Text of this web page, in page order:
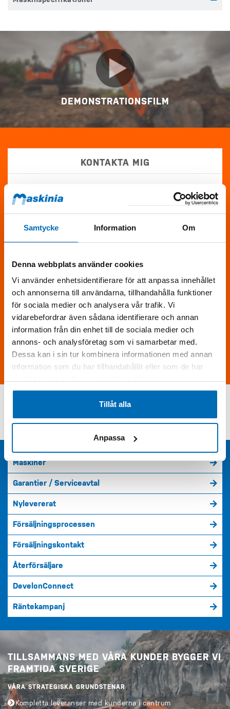
Samtycke Information Om
Denna webbplats använder cookies
Vi använder enhetsidentifierare för att anpassa innehållet
och annonserna till användarna, tillhandahålla funktioner
för sociala medier och analysera vår trafik. Vi
vidarebefordrar även sådana identifierare och annan
information från din enhet till de sociala medier och
annons- och analysföretag som vi samarbetar med.
Dessa kan i sin tur kombinera informationen med annan
information som du har tillhandahållit eller som de har
Tillåt alla
Anpassa
DEMONSTRATIONSFILM
KONTAKTA MIG
Skriv följande siffror i fältet (28190)
Skicka förfrågan
Maskiner
Garantier / Serviceavtal
Nylevererat
Försäljningsprocessen
Försäljningskontakt
Återförsäljare
DevelonConnect
Räntekampanj
TILLSAMMANS MED VÅRA KUNDER BYGGER VI
FRAMTIDA SVERIGE
VÅRA STRATEGISKA GRUNDSTENAR
Kompletta leveranser med kunderna i centrum